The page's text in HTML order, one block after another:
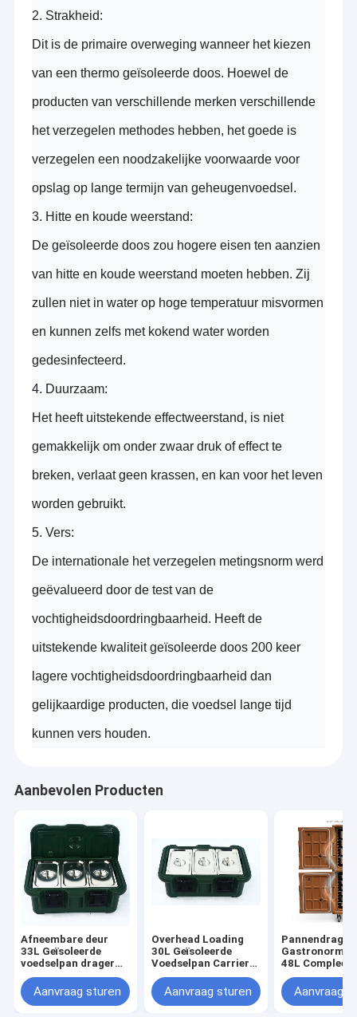
Producten
Over ons
2. Strakheid:
Dit is de primaire overweging wanneer het kiezen
van een thermo geïsoleerde doos. Hoewel de
producten van verschillende merken verschillende
het verzegelen methodes hebben, het goede is
verzegelen een noodzakelijke voorwaarde voor
opslag op lange termijn van geheugenvoedsel.
3. Hitte en koude weerstand:
De geïsoleerde doos zou hogereeisen ten aanzien
van hitte en koude weerstand moeten hebben. Zij
zullen niet in water op hoge temperatuur misvormen
en kunnen zelfs met kokend water worden
gedesinfecteerd.
4. Duurzaam:
Het heeft uitstekende effectweerstand, is niet
gemakkelijk om onder zwaar druk of effect te
breken, verlaat geen krassen, en kan voor het leven
worden gebruikt.
5. Vers:
De internationale het verzegelen metingsnorm werd
geëvalueerd door de test van de
vochtigheidsdoordringbaarheid. Heeft de
uitstekende kwaliteit geïsoleerdedoos 200 keer
lagere vochtigheidsdoordringbaarheid dan
gelijkaardige producten, die voedsel lange tijd
kunnen vers houden.
Aanbevolen Producten
Afneembare deur
33L Geïsoleerde
voedselpan drager
Uitgebreide retentie
Rotomolded GN Pan
Transport Box
Aanvraag sturen
Overhead Loading
30L Geïsoleerde
Voedselpan Carrier
Rotomolded
Transport Container
Compatibel met GN
Aanvraag sturen
Pannendrager
48L Compleet
Inclusief
roestvrijstalen
Aanvraag
BEDRIJFprofiel
Onze fabriek wordt gevestigd in de industriezone van Fengxian,
Shanghai dat 30 minuten door auto aan de Hongqiao-luchthaven
en opstelling in jaar 2011 is. Wij specialiseerden ons in de
productie van en het ontwerpen van een brede waaier van